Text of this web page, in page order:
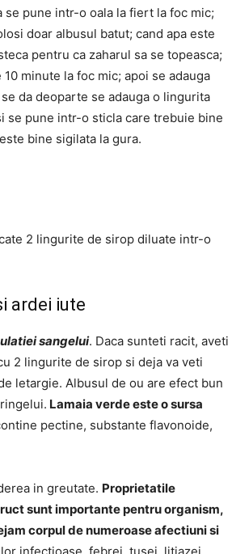
pune intr-o oala la fiert la foc mic;
doar albusul batut; cand apa este
pentru ca zaharul sa se topeasca;
minute la foc mic; apoi se adauga
da deoparte se adauga o lingurita
se pune intr-o sticla care trebuie bine
bine sigilata la gura.
2 lingurite de sirop diluate intr-o
ardei iute
sangelui. Daca sunteti racit, aveti
2 lingurite de sirop si deja va veti
letargie. Albusul de ou are efect bun
Lamaia verde este o sursa
pectine, substante flavonoide,
in greutate. Proprietatile
sunt importante pentru organism,
corpul de numeroase afectiuni si